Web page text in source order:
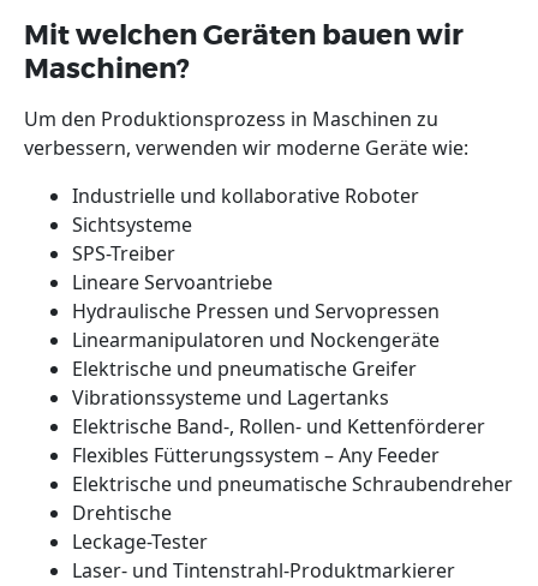
Mit welchen Geräten bauen wir
Maschinen?
Um den Produktionsprozess in Maschinen zu
verbessern, verwenden wir moderne Geräte wie:
Industrielle und kollaborative Roboter
Sichtsysteme
SPS-Treiber
Lineare Servoantriebe
Hydraulische Pressen und Servopressen
Linearmanipulatoren und Nockengeräte
Elektrische und pneumatische Greifer
Vibrationssysteme und Lagertanks
Elektrische Band-, Rollen- und Kettenförderer
Flexibles Fütterungssystem – Any Feeder
Elektrische und pneumatische Schraubendreher
Drehtische
Leckage-Tester
Laser- und Tintenstrahl-Produktmarkierer